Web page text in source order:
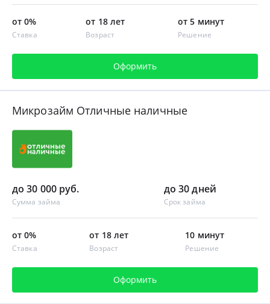
от 0%
Ставка
от 18 лет
Возраст
от 5 минут
Решение
Оформить
Микрозайм Отличные наличные
до 30 000 руб.
Сумма займа
до 30 дней
Срок займа
от 0%
Ставка
от 18 лет
Возраст
10 минут
Решение
Оформить